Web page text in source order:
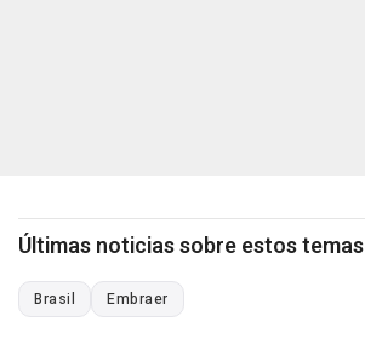
Últimas noticias sobre estos temas
Brasil Embraer